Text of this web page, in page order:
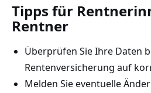
Tipps für
Rentner
Überprüfen Sie Ihre Daten
Rentenversicherung auf
Melden Sie eventuelle